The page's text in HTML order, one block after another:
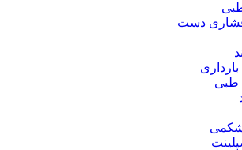
طبی
فشاری دست
طبی
شکمی